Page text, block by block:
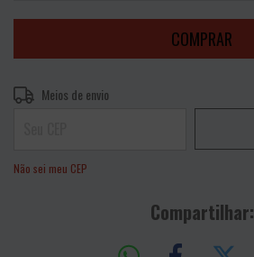
Entregas para o CEP:
Meios de envio
Não sei meu CEP
Compartilhar: